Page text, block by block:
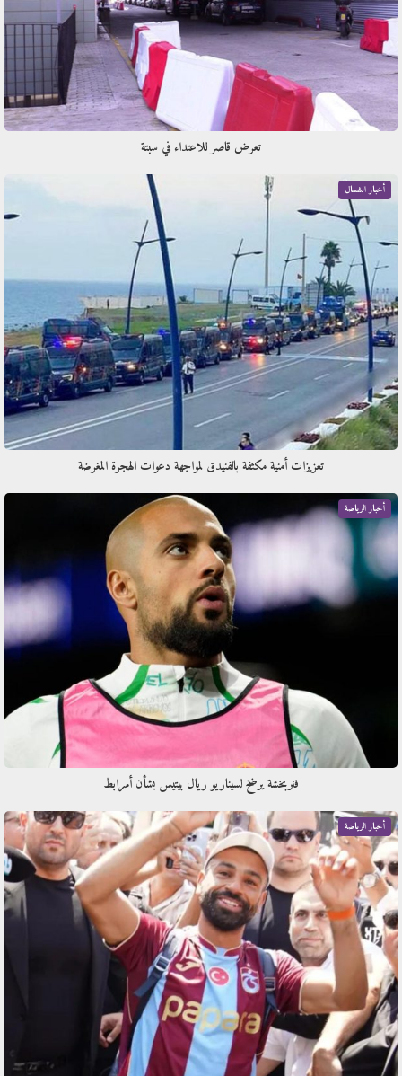
تعرض قاصر للاعتداء في سبتة
أخبار الشمال
تعزيزات أمنية مكثفة بالفنيدق لمواجهة دعوات الهجرة المغرضة
أخبار الرياضة
فنربخشة يرضخ لسيناريو ريال بيتيس بشأن أمرابط
أخبار الرياضة